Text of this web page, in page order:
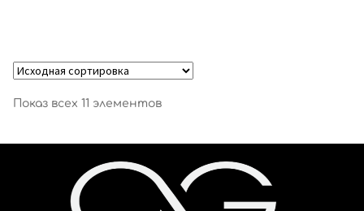
Показ всех 11 элементов